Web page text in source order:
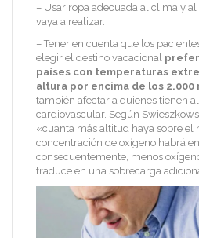
– Usar ropa adecuada al clima y
vaya a realizar.
– Tener en cuenta que los
elegir el destino vacacional
países con temperaturas
altura por encima de los 2.000
también afectar a quienes tienen
cardiovascular. Según
«cuanta más altitud haya sobre el
concentración de oxígeno habrá
consecuentemente, menos
traduce en una sobrecarga